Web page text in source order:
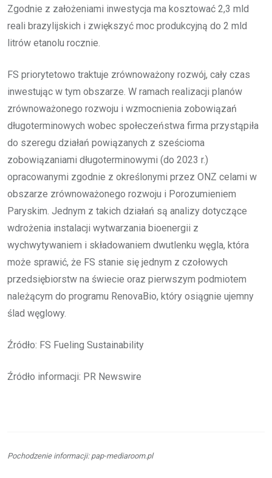
Zgodnie z założeniami inwestycja ma kosztować 2,3 mld
reali brazylijskich i zwiększyć moc produkcyjną do 2 mld
litrów etanolu rocznie.
FS priorytetowo traktuje zrównoważony rozwój, cały czas
inwestując w tym obszarze. W ramach realizacji planów
zrównoważonego rozwoju i wzmocnienia zobowiązań
długoterminowych wobec społeczeństwa firma przystąpiła
do szeregu działań powiązanych z sześcioma
zobowiązaniami długoterminowymi (do 2023 r.)
opracowanymi zgodnie z określonymi przez ONZ celami w
obszarze zrównoważonego rozwoju i Porozumieniem
Paryskim. Jednym z takich działań są analizy dotyczące
wdrożenia instalacji wytwarzania bioenergii z
wychwytywaniem i składowaniem dwutlenku węgla, która
może sprawić, że FS stanie się jednym z czołowych
przedsiębiorstw na świecie oraz pierwszym podmiotem
należącym do programu RenovaBio, który osiągnie ujemny
ślad węglowy.
Źródło: FS Fueling Sustainability
Źródło informacji: PR Newswire
Pochodzenie informacji: pap-mediaroom.pl